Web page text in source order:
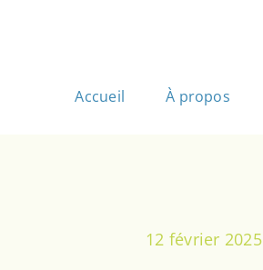
Accueil À propos
12 février 2025